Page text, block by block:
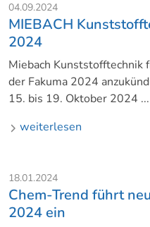
04.09.2024
MIEBACH
2024
Miebach Kunststofftechnik
der Fakuma 2024
15. bis 19. Oktober 2024 ...
weiterlesen
18.01.2024
Chem-Trend führt
2024 ein